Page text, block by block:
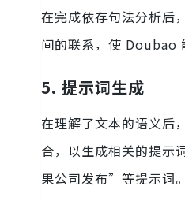
在完成依存句法分析后
间的联系，使 Doubao
5. 提示词生成
在理解了文本的语义后
合，以生成相关的提
果公司发布”等提示词。